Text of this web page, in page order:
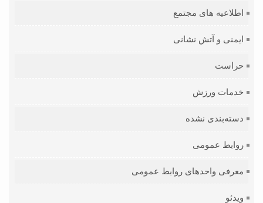
اطلاعیه های مجتمع
ایمنی و آتش نشانی
حراست
خدمات ورزش
دسته‌بندی نشده
روابط عمومی
معرفی واحدهای روابط عمومی
ویدئو